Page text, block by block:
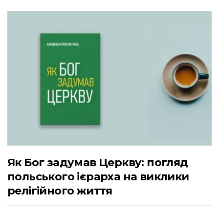
Як Бог задумав Церкву: погляд
польського ієрарха на виклики
релігійного життя